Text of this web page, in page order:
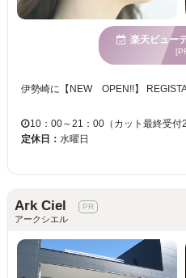
楽天ビュー
10：00～21：00（カット最終受付
定休日： 水曜日
Ark Ciel
アークシエル